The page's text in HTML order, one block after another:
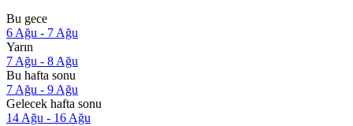
Bu gece
6 Ağu - 7 Ağu
Yarın
7 Ağu - 8 Ağu
Bu hafta sonu
7 Ağu - 9 Ağu
Gelecek hafta sonu
14 Ağu - 16 Ağu